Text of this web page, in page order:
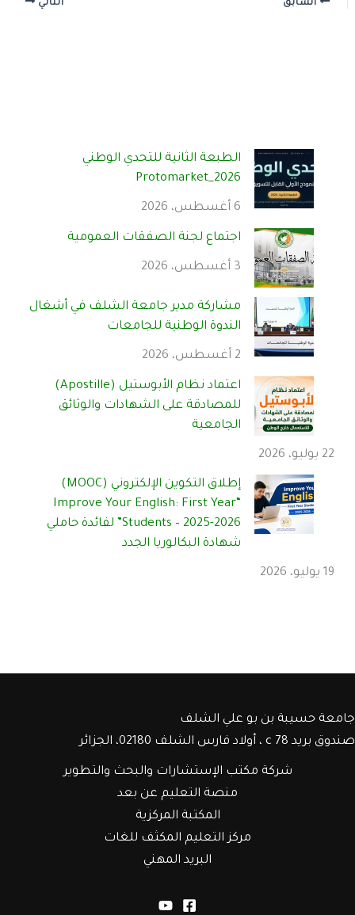
الطبعة الثانية للتحدي الوطني
Protomarket_2026
6 أغسطس، 2026
اجتماع لجنة الصفقات العمومية
3 أغسطس، 2026
مشاركة مدير جامعة الشلف في أشغال
الندوة الوطنية للجامعات
2 أغسطس، 2026
اعتماد نظام الأبوستيل (Apostille)
للمصادقة على الشهادات والوثائق
الجامعية
22 يوليو، 2026
إطلاق التكوين الإلكتروني (MOOC)
“Improve Your English: First Year
Students – 2025-2026” لفائدة حاملي
شهادة البكالوريا الجدد
19 يوليو، 2026
السابق التالي
جامعة حسيبة بن بو علي الشلف
صندوق بريد c 78 ، أولاد فارس الشلف 02180، الجزائر
شركة مكتب الإستشارات والبحث والتطوير
منصة التعليم عن بعد
المكتبة المركزية
مركز التعليم المكثف للغات
البريد المهني